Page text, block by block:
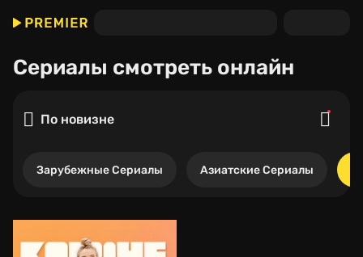
Сериалы смотреть онлайн
По новизне
Зарубежные Сериалы Азиатские Сериалы